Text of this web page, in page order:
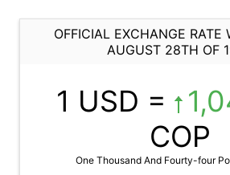
OFFICIAL EXCHANGE RATE
AUGUST 28TH OF
1 USD =
COP
One Thousand And Fourty-four